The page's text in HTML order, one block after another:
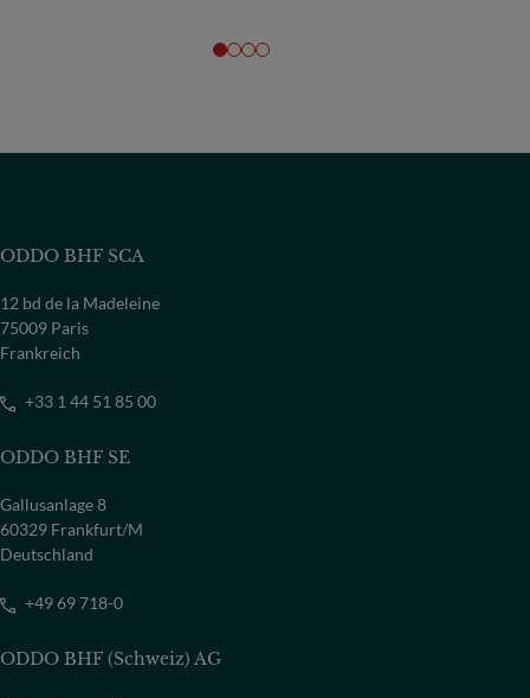
ODDO BHF SCA
12 bd de la Madeleine
75009 Paris
Frankreich
+33 1 44 51 85 00
ODDO BHF SE
Gallusanlage 8
60329 Frankfurt/M
Deutschland
+49 69 718-0
ODDO BHF (Schweiz) AG